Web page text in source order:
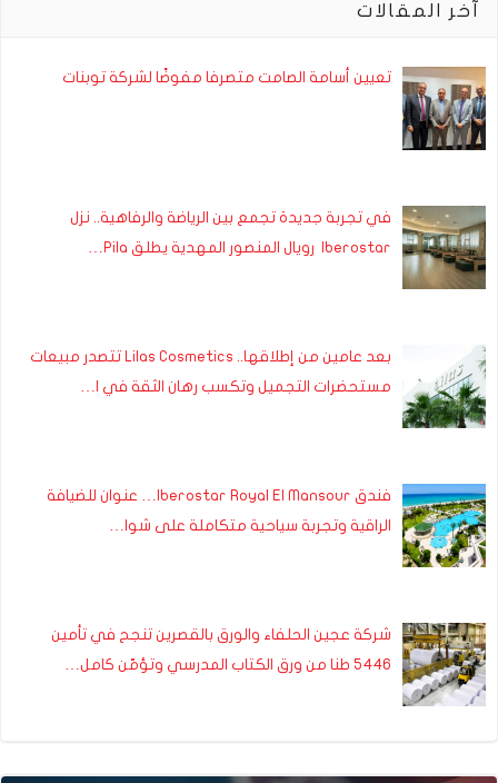
آخر المقالات
تعيين أسامة الصامت متصرفا مفوضًا لشركة توبنات
في تجربة جديدة تجمع بين الرياضة والرفاهية.. نزل
Iberostar رويال المنصور المهدية يطلق Pila…
بعد عامين من إطلاقها.. Lilas Cosmetics تتصدر مبيعات
مستحضرات التجميل وتكسب رهان الثقة في ا…
فندق Iberostar Royal El Mansour… عنوان للضيافة
الراقية وتجربة سياحية متكاملة على شوا…
شركة عجين الحلفاء والورق بالقصرين تنجح في تأمين
5446 طنا من ورق الكتاب المدرسي وتؤمّن كامل…